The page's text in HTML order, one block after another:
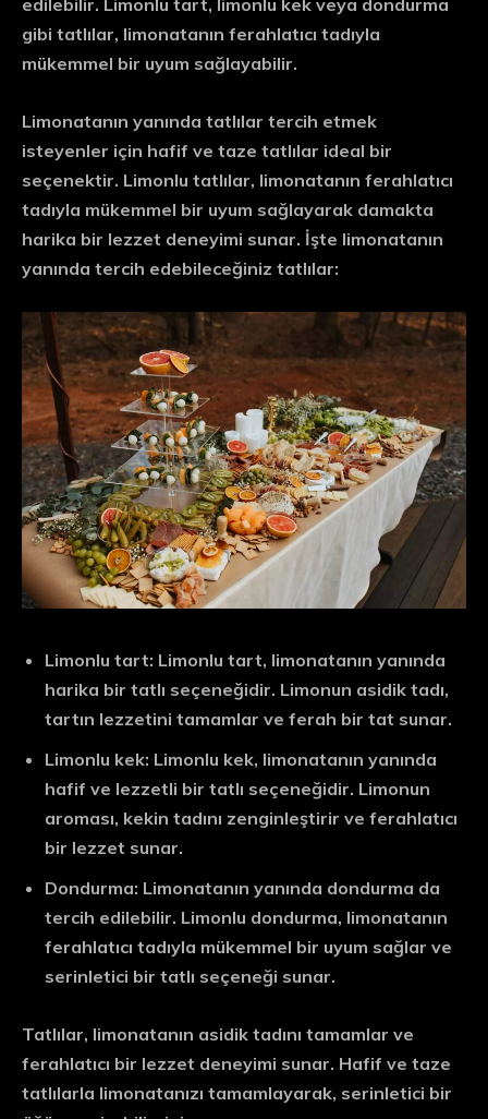
gibi tatlılar, limonatanın ferahlatıcı tadıyla
mükemmel bir uyum sağlayabilir.
Limonatanın yanında tatlılar tercih etmek
isteyenler için hafif ve taze tatlılar ideal bir
seçenektir. Limonlu tatlılar, limonatanın ferahlatıcı
tadıyla mükemmel bir uyum sağlayarak damakta
harika bir lezzet deneyimi sunar. İşte limonatanın
yanında tercih edebileceğiniz tatlılar:
Limonlu tart: Limonlu tart, limonatanın yanında
harika bir tatlı seçeneğidir. Limonun asidik tadı,
tartın lezzetini tamamlar ve ferah bir tat sunar.
Limonlu kek: Limonlu kek, limonatanın yanında
hafif ve lezzetli bir tatlı seçeneğidir. Limonun
aroması, kekin tadını zenginleştirir ve ferahlatıcı
bir lezzet sunar.
Dondurma: Limonatanın yanında dondurma da
tercih edilebilir. Limonlu dondurma, limonatanın
ferahlatıcı tadıyla mükemmel bir uyum sağlar ve
serinletici bir tatlı seçeneği sunar.
Tatlılar, limonatanın asidik tadını tamamlar ve
ferahlatıcı bir lezzet deneyimi sunar. Hafif ve taze
tatlılarla limonatanızı tamamlayarak, serinletici bir